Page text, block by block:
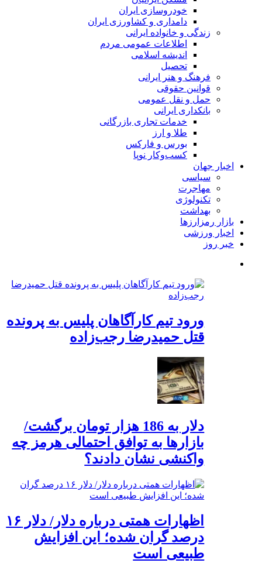
خودروسازی ایران
دامداری و کشاورزی ایران
زندگی و خانواده ایرانی
اطلاعات عمومی مردم
اندیشه اسلامی
تحصیل
فرهنگ و هنر ایرانی
قوانین حقوقی
حمل و نقل عمومی
بانکداری ایرانی
خدمات تجاری بازرگانی
طلا و ارز
بورس و فارکس
کسب‌وکار نوپا
اخبار جهان
سیاسی
مهاجرت
تکنولوژی
بهداشت
بازار رمزارزها
اخبار ورزشی
خبر روز
ورود تیم کارآگاهان پلیس به پرونده
قتل حمیدرضا رجب‌زاده
دلار به 186 هزار تومان برگشت/
بازارها به توافق احتمالی هرمز چه
واکنشی نشان دادند؟
اظهارات همتی درباره دلار/ دلار ۱۶
درصد گران شده؛ این افزایش
طبیعی است